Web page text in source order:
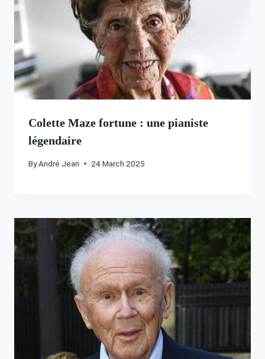
Colette Maze fortune : une pianiste
légendaire
ByAndré Jean 24 March 2025